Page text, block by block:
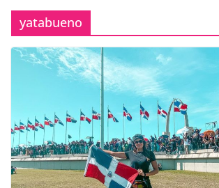
yatabueno